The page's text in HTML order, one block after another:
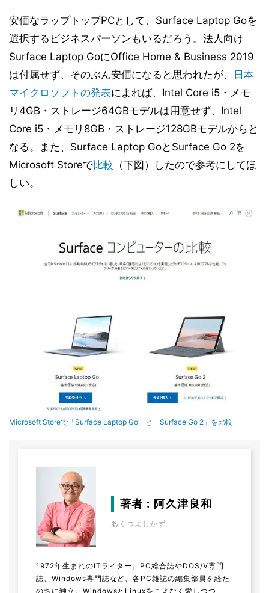
安価なラップトップPCとして、Surface Laptop Goを
選択するビジネスパーソンもいるだろう。法人向け
Surface Laptop GoにOffice Home & Business 2019
は付属せず、そのぶん安価になると思われたが、
日本
マイクロソフトの発表によれば、Intel Core i5・メモ
リ4GB・ストレージ64GBモデルは用意せず、Intel
Core i5・メモリ8GB・ストレージ128GBモデルからと
なる。また、Surface Laptop GoとSurface Go 2を
Microsoft Storeで比較 （下図）したので参考にしてほ
しい。
Microsoft Storeで「Surface Laptop Go」と「Surface Go 2」を比較
著者 : 阿久津良和
あくつよしかず
1972年生まれのITライター。PC総合誌やDOS/V専門
誌、Windows専門誌など、各PC雑誌の編集部員を経た
のちに独立。WindowsとLinuxをこよなく愛しつつ、